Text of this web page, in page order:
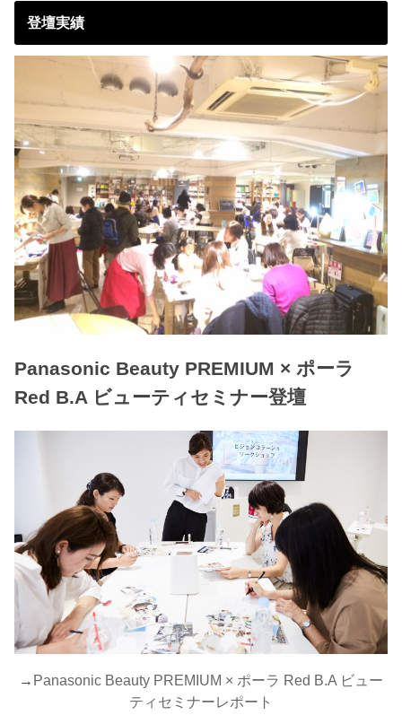
登壇実績
Panasonic Beauty PREMIUM × ポーラ
Red B.A ビューティセミナー登壇
→ Panasonic Beauty PREMIUM × ポーラ Red B.A ビュー
ティセミナーレポート